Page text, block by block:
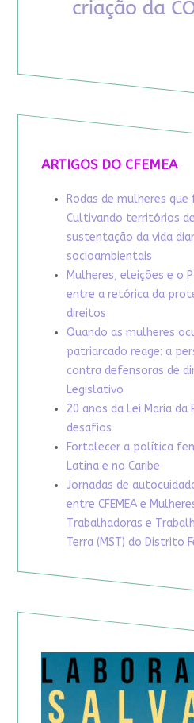
ARTIGOS DO CFEMEA
Rodas de mulheres
Cultivando territórios
sustentação da vida
socioambientais
Mulheres, eleições e o
entre a retórica da
direitos
Quando as mulheres
patriarcado reage: a
contra defensoras de
Legislativo
20 anos da Lei Maria da
desafios
Fortalecer a política
Latina e no Caribe
Jornadas de
entre CFEMEA e
Trabalhadoras e
Terra (MST) do Distrito